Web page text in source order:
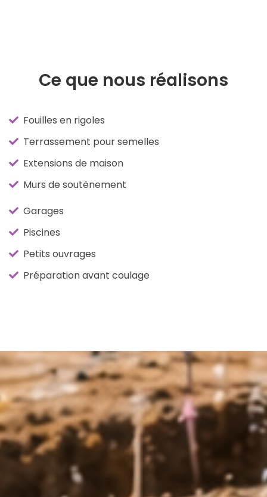
ACCUEIL PRESTATIONS FONDATIONS
Fondations et
fouilles en rigoles
Ce que nous réalisons
Fouilles en rigoles
Terrassement pour semelles
Extensions de maison
Murs de soutènement
Garages
Piscines
Petits ouvrages
Préparation avant coulage